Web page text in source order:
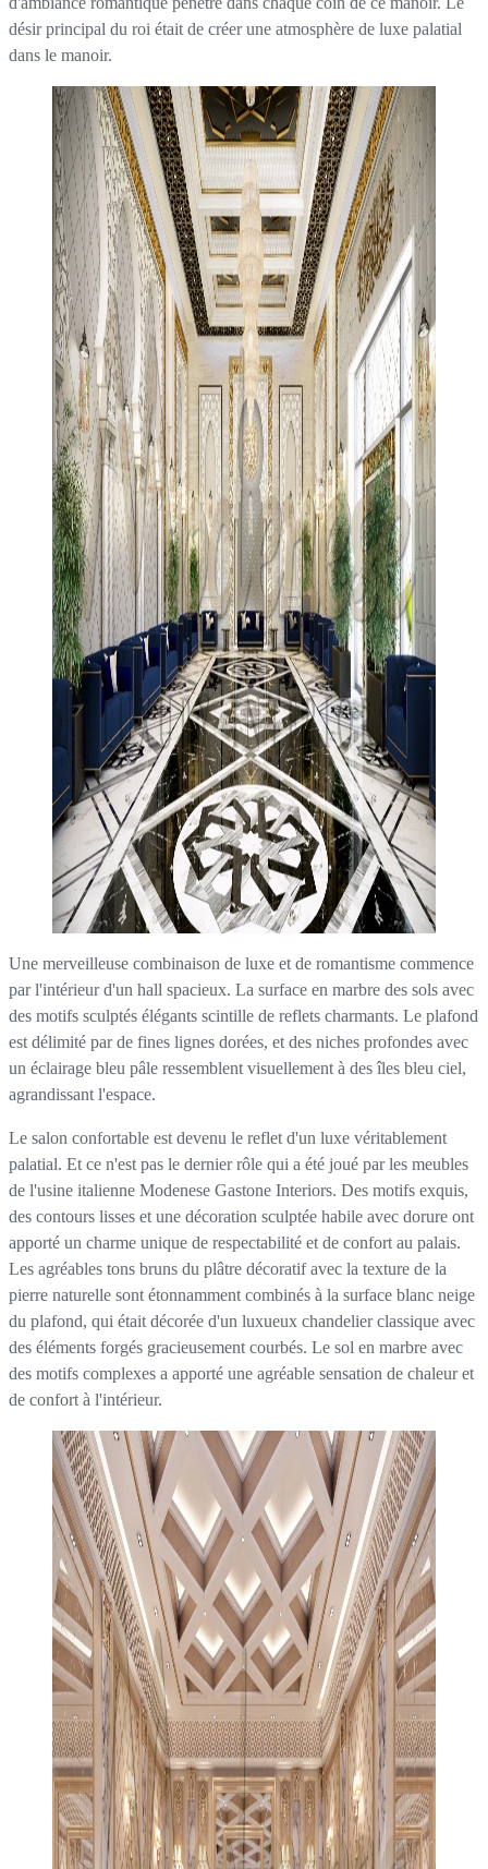
désir principal du roi était de créer une atmosphère de luxe palatial
dans le manoir.
Une merveilleuse combinaison de luxe et de romantisme commence
par l'intérieur d'un hall spacieux. La surface en marbre des sols avec
des motifs sculptés élégants scintille de reflets charmants. Le plafond
est délimité par de fines lignes dorées, et des niches profondes avec
un éclairage bleu pâle ressemblent visuellement à des îles bleu ciel,
agrandissant l'espace.
Le salon confortable est devenu le reflet d'un luxe véritablement
palatial. Et ce n'est pas le dernier rôle qui a été joué par les meubles
de l'usine italienne Modenese Gastone Interiors. Des motifs exquis,
des contours lisses et une décoration sculptée habile avec dorure ont
apporté un charme unique de respectabilité et de confort au palais.
Les agréables tons bruns du plâtre décoratif avec la texture de la
pierre naturelle sont étonnamment combinés à la surface blanc neige
du plafond, qui était décorée d'un luxueux chandelier classique avec
des éléments forgés gracieusement courbés. Le sol en marbre avec
des motifs complexes a apporté une agréable sensation de chaleur et
de confort à l'intérieur.